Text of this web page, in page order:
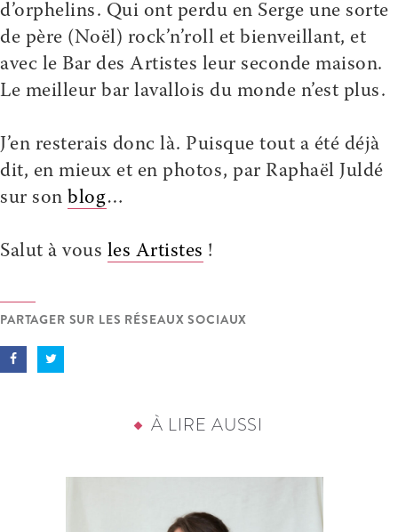
d’orphelins. Qui ont perdu en Serge une sorte
de père (Noël) rock’n’roll et bienveillant, et
avec le Bar des Artistes leur seconde maison.
Le meilleur bar lavallois du monde n’est plus.
J’en resterais donc là. Puisque tout a été déjà
dit, en mieux et en photos, par Raphaël Juldé
sur son blog…
Salut à vous les Artistes !
PARTAGER SUR LES RÉSEAUX SOCIAUX
À LIRE AUSSI